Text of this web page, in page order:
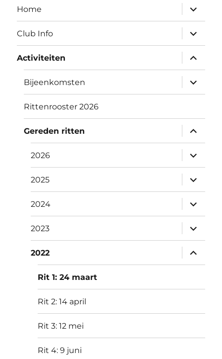
Home
Club Info
Activiteiten
Bijeenkomsten
Rittenrooster 2026
Gereden ritten
2026
2025
2024
2023
2022
Rit 1: 24 maart
Rit 2: 14 april
Rit 3: 12 mei
Rit 4: 9 juni